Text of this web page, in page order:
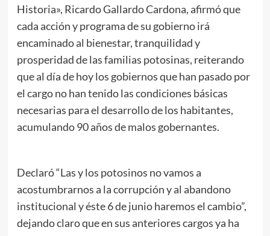
Historia», Ricardo Gallardo Cardona, afirmó que
cada acción y programa de su gobierno irá
encaminado al bienestar, tranquilidad y
prosperidad de las familias potosinas, reiterando
que al día de hoy los gobiernos que han pasado por
el cargo no han tenido las condiciones básicas
necesarias para el desarrollo de los habitantes,
acumulando 90 años de malos gobernantes.
Declaró “Las y los potosinos no vamos a
acostumbrarnos a la corrupción y al abandono
institucional y éste 6 de junio haremos el cambio”,
dejando claro que en sus anteriores cargos ya ha